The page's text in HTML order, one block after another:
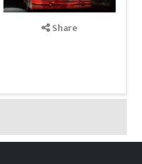
Share